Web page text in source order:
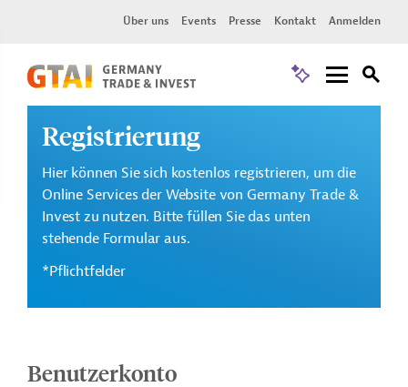
Über uns Events Presse Kontakt Anmelden
Registrierung
Hier können Sie sich kostenlos registrieren, um die
Online Services der Website von Germany Trade &
Invest zu nutzen. Bitte füllen Sie das unten
stehende Formular aus.
*Pflichtfelder
Benutzerkonto